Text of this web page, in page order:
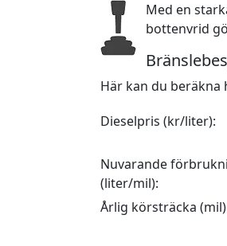
Med en
bottenvrid
Här kan du beräkna
Dieselpris (kr/liter):
Nuvarande
(liter/mil):
Årlig körsträcka